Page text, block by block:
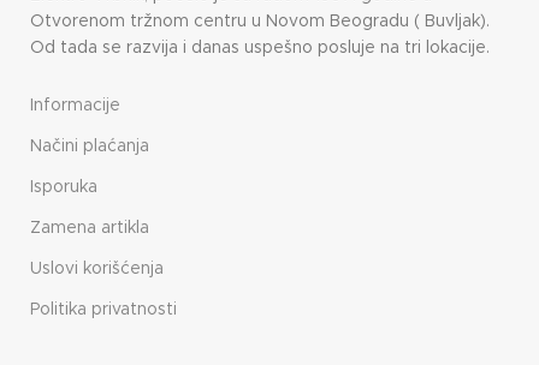
Otvorenom tržnom centru u Novom Beogradu ( Buvljak).
Od tada se razvija i danas uspešno posluje na tri lokacije.
Informacije
Načini plaćanja
Isporuka
Zamena artikla
Uslovi korišćenja
Politika privatnosti